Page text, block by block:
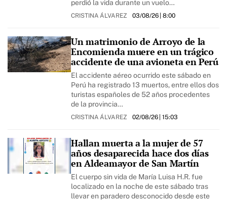
perdió la vida durante un vuelo…
CRISTINA ÁLVAREZ 03/08/26| 8:00
Un matrimonio de Arroyo de la
Encomienda muere en un trágico
accidente de una avioneta en Perú
El accidente aéreo ocurrido este sábado en
Perú ha registrado 13 muertos, entre ellos dos
turistas españoles de 52 años procedentes
de la provincia…
CRISTINA ÁLVAREZ 02/08/26| 15:03
Hallan muerta a la mujer de 57
años desaparecida hace dos días
en Aldeamayor de San Martín
El cuerpo sin vida de María Luisa H.R. fue
localizado en la noche de este sábado tras
llevar en paradero desconocido desde este